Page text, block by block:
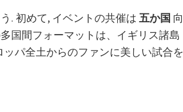
. 初めて, イベントの共催は 五か国 向
国間フォーマットは、イギリス諸島
パ全土からのファンに美しい試合を